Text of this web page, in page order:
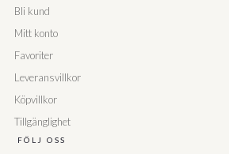
Bli kund
Mitt konto
Favoriter
Leveransvillkor
Köpvillkor
Tillgänglighet
FÖLJ OSS